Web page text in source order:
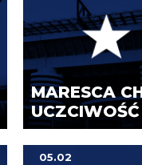
MARESCA
UCZCIWOŚĆ
05.02